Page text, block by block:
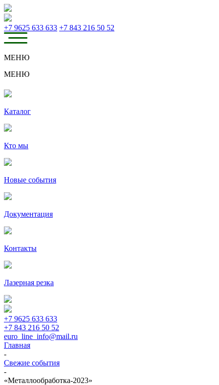
+7 9625 633 633 +7 843 216 50 52
МЕНЮ
МЕНЮ
Каталог
Кто мы
Новые события
Документация
Контакты
Лазерная резка
+7 9625 633 633
+7 843 216 50 52
euro_line_info@mail.ru
Главная
-
Свежие события
-
«Металлообработка-2023»